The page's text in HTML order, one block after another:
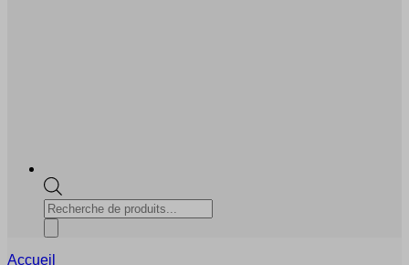
Recherche
de
produits
Accueil